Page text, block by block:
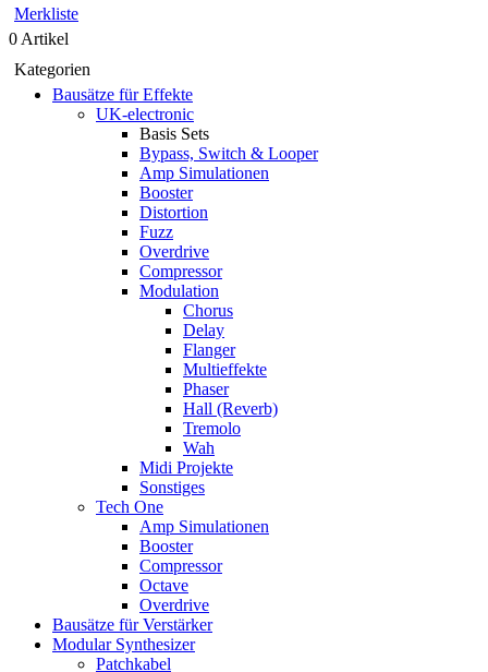
Merkliste
0 Artikel
Kategorien
Bausätze für Effekte
UK-electronic
Basis Sets
Bypass, Switch & Looper
Amp Simulationen
Booster
Distortion
Fuzz
Overdrive
Compressor
Modulation
Chorus
Delay
Flanger
Multieffekte
Phaser
Hall (Reverb)
Tremolo
Wah
Midi Projekte
Sonstiges
Tech One
Amp Simulationen
Booster
Compressor
Octave
Overdrive
Bausätze für Verstärker
Modular Synthesizer
Patchkabel